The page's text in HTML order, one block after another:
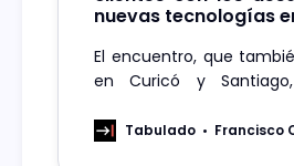
nuevas tecnologías
El encuentro, que
en Curicó y
conducción del
Tabulado Francisco